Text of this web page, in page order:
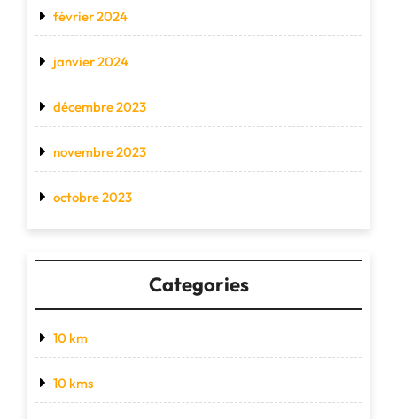
février 2024
janvier 2024
décembre 2023
novembre 2023
octobre 2023
Categories
10 km
10 kms